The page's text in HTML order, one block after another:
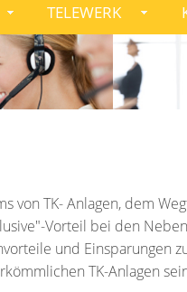
TELEWERK
von TK- Anlagen, dem
Vorteil bei den
und Einsparungen
TK-Anlagen